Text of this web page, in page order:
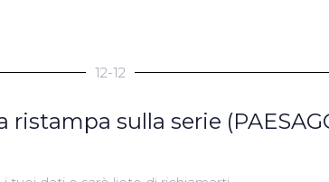
12-12
sulla serie